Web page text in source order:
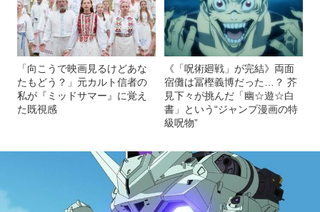
「向こうで映画見るけどあな
たもどう？」元カルト信者の
私が『ミッドサマー』に覚え
た既視感
《「呪術廻戦」が完結》両面
宿儺は冨樫義博だった…？ 芥
見下々が挑んだ「幽☆遊☆白
書」という“ジャンプ漫画の特
級呪物”